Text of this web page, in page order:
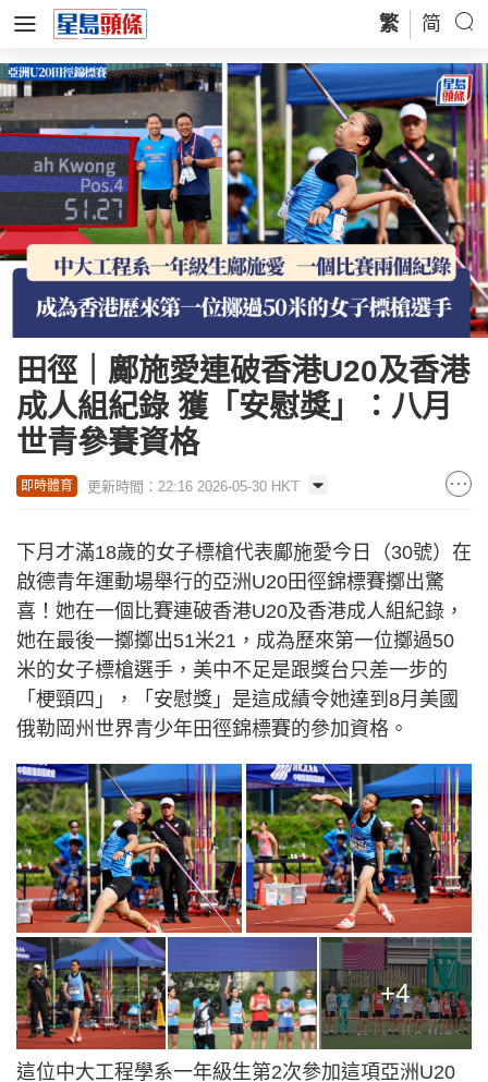
繁 简
田徑｜鄺施愛連破香港U20及香港
成人組紀錄 獲「安慰獎」：八月
世青參賽資格
即時體育 更新時間：22:16 2026-05-30 HKT
下月才滿18歲的女子標槍代表鄺施愛今日（30號）在
啟德青年運動場舉行的亞洲U20田徑錦標賽擲出驚
喜！她在一個比賽連破香港U20及香港成人組紀錄，
她在最後一擲擲出51米21，成為歷來第一位擲過50
米的女子標槍選手，美中不足是跟獎台只差一步的
「梗頸四」，「安慰獎」是這成績令她達到8月美國
俄勒岡州世界青少年田徑錦標賽的參加資格。
+4
這位中大工程學系一年級生第2次參加這項亞洲U20